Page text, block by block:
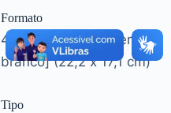
Formato
4 p. [duas últimas em
branco] (22,2 x 17,1 cm)
Tipo